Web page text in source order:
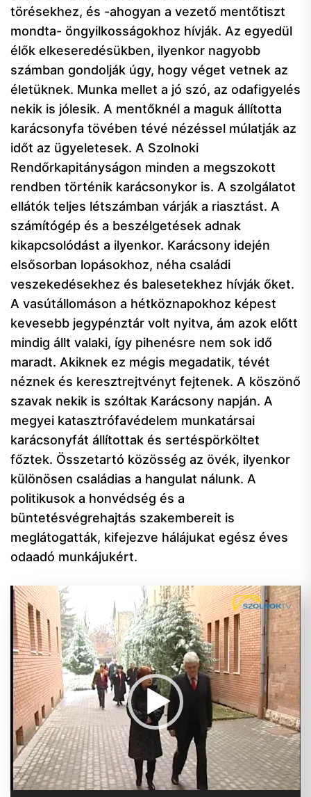
törésekhez, és -ahogyan a vezető mentőtiszt
mondta- öngyilkosságokhoz hívják. Az egyedül
élők elkeseredésükben, ilyenkor nagyobb
számban gondolják úgy, hogy véget vetnek az
életüknek. Munka mellet a jó szó, az odafigyelés
nekik is jólesik. A mentőknél a maguk állította
karácsonyfa tövében tévé nézéssel múlatják az
időt az ügyeletesek. A Szolnoki
Rendőrkapitányságon minden a megszokott
rendben történik karácsonykor is. A szolgálatot
ellátók teljes létszámban várják a riasztást. A
számítógép és a beszélgetések adnak
kikapcsolódást a ilyenkor. Karácsony idején
elsősorban lopásokhoz, néha családi
veszekedésekhez és balesetekhez hívják őket.
A vasútállomáson a hétköznapokhoz képest
kevesebb jegypénztár volt nyitva, ám azok előtt
mindig állt valaki, így pihenésre nem sok idő
maradt. Akiknek ez mégis megadatik, tévét
néznek és keresztrejtvényt fejtenek. A köszönő
szavak nekik is szóltak Karácsony napján. A
megyei katasztrófavédelem munkatársai
karácsonyfát állítottak és sertéspörköltet
főztek. Összetartó közösség az övék, ilyenkor
különösen családias a hangulat nálunk. A
politikusok a honvédség és a
büntetésvégrehajtás szakembereit is
meglátogatták, kifejezve hálájukat egész éves
odaadó munkájukért.
Videólejátszó